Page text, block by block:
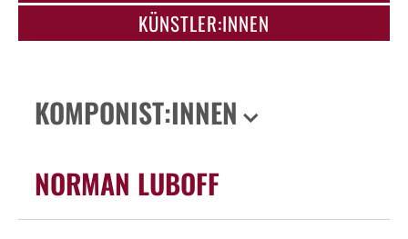
KÜNSTLER:INNEN
KOMPONIST:INNEN
NORMAN LUBOFF